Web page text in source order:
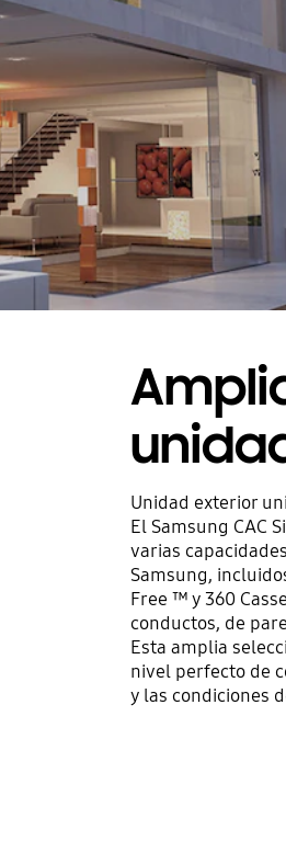
Unidad exterior
El Samsung CAC
varias
Samsung,
Free ™ y 360
conductos, de
Esta amplia
nivel perfecto de
y las condiciones